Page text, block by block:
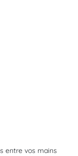
entre vos mains